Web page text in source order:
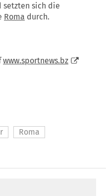
setzten sich die
Roma durch.
www.sportnews.bz
Roma